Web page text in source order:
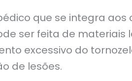
que se integra
ser feita de materiais
excessivo do
de lesões.